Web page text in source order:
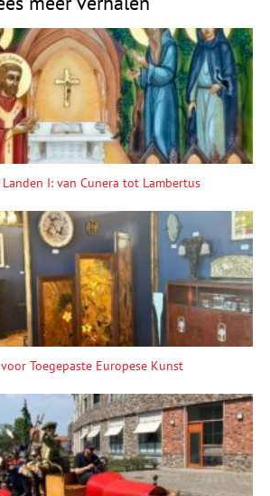
I: van Cunera tot Lambertus
Toegepaste Europese Kunst